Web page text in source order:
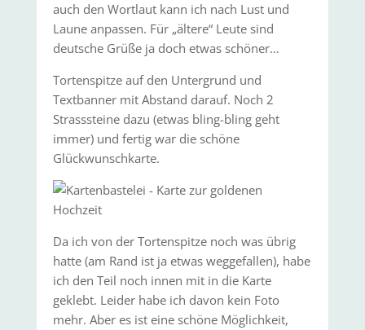
auch den Wortlaut kann ich nach Lust und
Laune anpassen. Für „ältere“ Leute sind
deutsche Grüße ja doch etwas schöner…
Tortenspitze auf den Untergrund und
Textbanner mit Abstand darauf. Noch 2
Strasssteine dazu (etwas bling-bling geht
immer) und fertig war die schöne
Glückwunschkarte.
Da ich von der Tortenspitze noch was übrig
hatte (am Rand ist ja etwas weggefallen), habe
ich den Teil noch innen mit in die Karte
geklebt. Leider habe ich davon kein Foto
mehr. Aber es ist eine schöne Möglichkeit,